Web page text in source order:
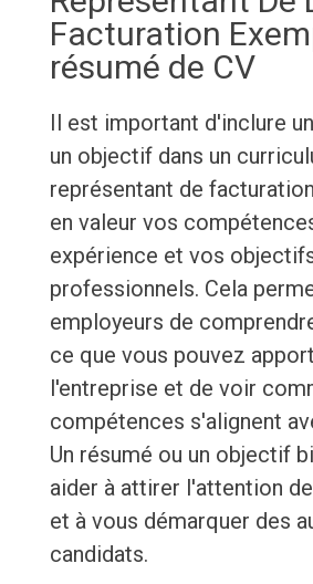
Facturation
résumé de CV
Il est important d'inclure
un objectif dans un
représentant de
en valeur vos
expérience et vos
professionnels. Cela
employeurs de
ce que vous pouvez
l'entreprise et de voir
compétences s'alignent
Un résumé ou un objectif
aider à attirer l'attention
et à vous démarquer des
candidats.